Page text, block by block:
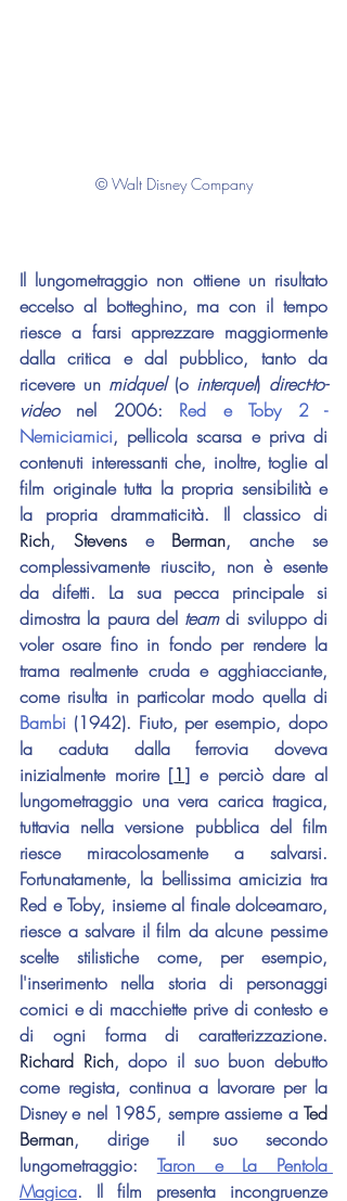
© Walt Disney Company
Il lungometraggio non ottiene un risultato
eccelso al botteghino, ma con il tempo
riesce a farsi apprezzare maggiormente
dalla critica e dal pubblico, tanto da
ricevere un midquel (o interquel) direct-to-
video nel 2006: Red e Toby 2 -
Nemiciamici, pellicola scarsa e priva di
contenuti interessanti che, inoltre, toglie al
film originale tutta la propria sensibilità e
Rich, Stevens e Berman, anche se
complessivamente riuscito, non è esente
da difetti. La sua pecca principale si
dimostra la paura del team di sviluppo di
voler osare fino in fondo per rendere la
trama realmente cruda e agghiacciante,
Bambi (1942). Fiuto, per esempio, dopo
la caduta dalla ferrovia doveva
inizialmente morire [1] e perciò dare al
lungometraggio una vera carica tragica,
tuttavia nella versione pubblica del film
riesce miracolosamente a salvarsi.
Fortunatamente, la bellissima amicizia tra
Red e Toby, insieme al finale dolceamaro,
riesce a salvare il film da alcune pessime
scelte stilistiche come, per esempio,
l'inserimento nella storia di personaggi
comici e di macchiette prive di contesto e
Richard Rich, dopo il suo buon debutto
come regista, continua a lavorare per la
Disney e nel 1985, sempre assieme a Ted
Berman, dirige il suo secondo
lungometraggio: Taron e La Pentola
Magica. Il film presenta incongruenze